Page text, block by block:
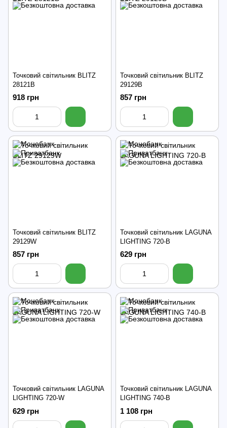
Точковий світильник BLITZ
28121B
918 грн
Точковий світильник BLITZ
29129B
857 грн
Точковий світильник BLITZ
29129W
857 грн
Точковий світильник LAGUNA
LIGHTING 720-B
629 грн
Точковий світильник LAGUNA
LIGHTING 720-W
629 грн
Точковий світильник LAGUNA
LIGHTING 740-B
1 108 грн